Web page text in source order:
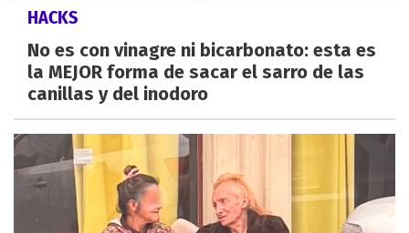
HACKS
No es con vinagre ni bicarbonato: esta es
la MEJOR forma de sacar el sarro de las
canillas y del inodoro